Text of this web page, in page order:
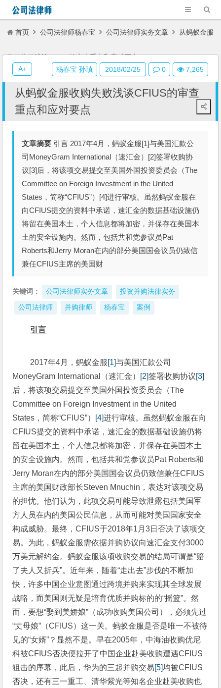
首页 公司法律师杨春宝 公司法律师实务文章 从蚂蚁金服
收购失败浅谈CFIUS的审查重点和应对要点
从蚂蚁金服收购失败浅谈CFIUS的审查
重点和应对要点
文章摘要 引言 2017年4月，蚂蚁金服[1]与美国汇款公
司MoneyGram International（速汇金）[2]签署收购协
议[3]后，将该项交易提交至美国外国投资委员会（The
Committee on Foreign Investment in the United
States，简称“CFIUS”）[4]进行审核。虽然蚂蚁金服在
向CFIUS提交的资料中承诺，速汇金的数据基础设施仍
将留在美国本土，个人信息都将加密，并保存在美国本
土的安全设施内。然而，包括共和党参议员Pat
Roberts和Jerry Moran在内的部分美国国会议员仍致信
兼任CFIUS主席的美国财
关键词： 公司法律师实务文章 投资并购法律实务
公司法律师 并购律师 杨春宝 案例
引言
2017年4月，蚂蚁金服 [1]与美国汇款公司
MoneyGram International（速汇金） [2]签署收购协议[3]
后，将该项交易提交至美国外国投资委员会（The
Committee on Foreign Investment in the United
States，简称“CFIUS”） [4]进行审核。虽然蚂蚁金服在向
CFIUS提交的资料中承诺，速汇金的数据基础设施仍将
留在美国本土，个人信息都将加密，并保存在美国本土
的安全设施内。然而，包括共和党参议员Pat Roberts和
Jerry Moran在内的部分美国国会议员仍致信兼任CFIUS
主席的美国财政部长Steven Mnuchin，表达对该项交易
的担忧。他们认为，此项交易可能导致泄露包括美国军
方人员在内的美国公民信息，从而可能对美国国家安全
构成威胁。最终，CFIUS于2018年1月3日否决了该项交
易。为此，蚂蚁金服需依据并购协议向速汇金支付3000
万美元解约金。蚂蚁金服该项收购交易的结局可谓是“赔
了夫人又折兵”。近年来，随着“走出去”步伐的不断加
快，许多中国企业意图通过跨境并购来实现其全球发展
战略，而美国则无疑是培育优质并购标的的“摇篮”。然
而，要想“娶到美娇娘”（成功收购美国公司），必须先过
“丈母娘”（CFIUS）这一关。蚂蚁金服是否是唯一不被待
见的“女婿”？显然不是。早在2005年，中海油收购优尼
科被CFIUS否决便拉开了中国企业赴美收购遭遇CFIUS
狙击的序幕，此后，华为的三起并购交易[5]均被CFIUS
否决，还有三一重工、清华紫光等知名企业赴美收购也
杨春宝 孙瑱 2018/02/25 0 7,265
A+